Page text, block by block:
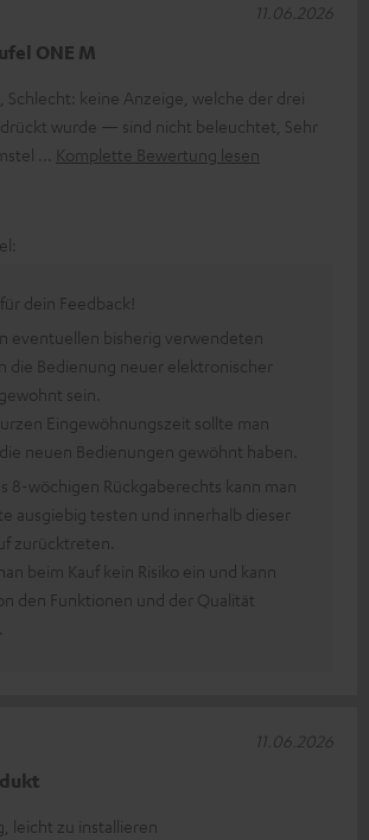
ONE M
Schlecht: keine Anzeige, welche der drei
wurde — sind nicht beleuchtet, Sehr
Komplette Bewertung lesen
11.06.2026
dein Feedback!
eventuellen bisherig verwendeten
die Bedienung neuer elektronischer
sein.
Eingewöhnungszeit sollte man
neuen Bedienungen gewöhnt haben.
8-wöchigen Rückgaberechts kann man
ausgiebig testen und innerhalb dieser
zurücktreten.
beim Kauf kein Risiko ein und kann
den Funktionen und der Qualität
leicht zu installieren
11.06.2026